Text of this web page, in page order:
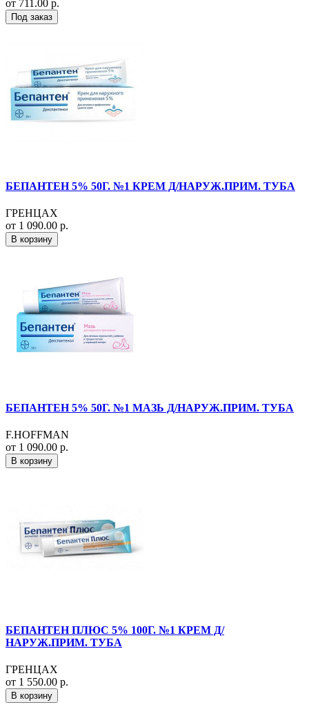
от 711.00 р.
Под заказ
БЕПАНТЕН 5% 50Г. №1 КРЕМ Д/НАРУЖ.ПРИМ. ТУБА
ГРЕНЦАХ
от 1 090.00 р.
В корзину
БЕПАНТЕН 5% 50Г. №1 МАЗЬ Д/НАРУЖ.ПРИМ. ТУБА
F.HOFFMAN
от 1 090.00 р.
В корзину
БЕПАНТЕН ПЛЮС 5% 100Г. №1 КРЕМ Д/
НАРУЖ.ПРИМ. ТУБА
ГРЕНЦАХ
от 1 550.00 р.
В корзину